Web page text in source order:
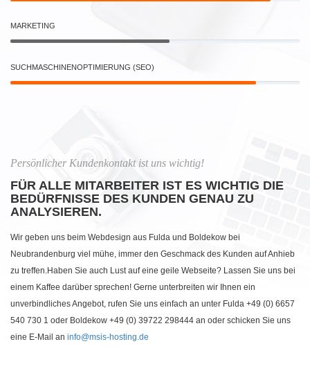
MARKETING
SUCHMASCHINENOPTIMIERUNG (SEO)
Persönlicher Kundenkontakt ist uns wichtig!
FÜR ALLE MITARBEITER IST ES WICHTIG DIE
BEDÜRFNISSE DES KUNDEN GENAU ZU
ANALYSIEREN.
Wir geben uns beim Webdesign aus Fulda und Boldekow bei
Neubrandenburg viel mühe, immer den Geschmack des Kunden auf Anhieb
zu treffen.Haben Sie auch Lust auf eine geile Webseite? Lassen Sie uns bei
einem Kaffee darüber sprechen! Gerne unterbreiten wir Ihnen ein
unverbindliches Angebot, rufen Sie uns einfach an unter Fulda +49 (0) 6657
540 730 1 oder Boldekow +49 (0) 39722 298444 an oder schicken Sie uns
eine E-Mail an info@msis-hosting.de